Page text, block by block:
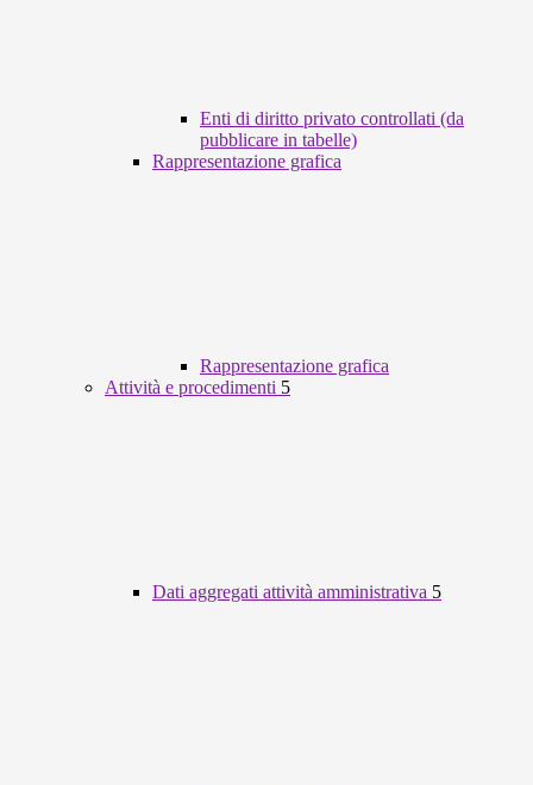
Enti di diritto privato controllati (da
pubblicare in tabelle)
Rappresentazione grafica
Rappresentazione grafica
Attività e procedimenti 5
Dati aggregati attività amministrativa 5